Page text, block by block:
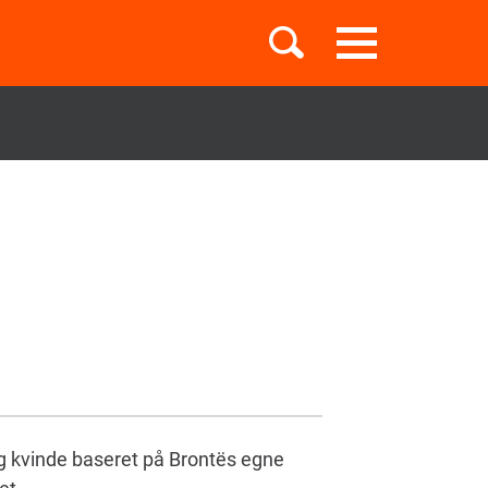
Toggle
navigation
Børnebøger
Temaer
baseret på Brontës egne